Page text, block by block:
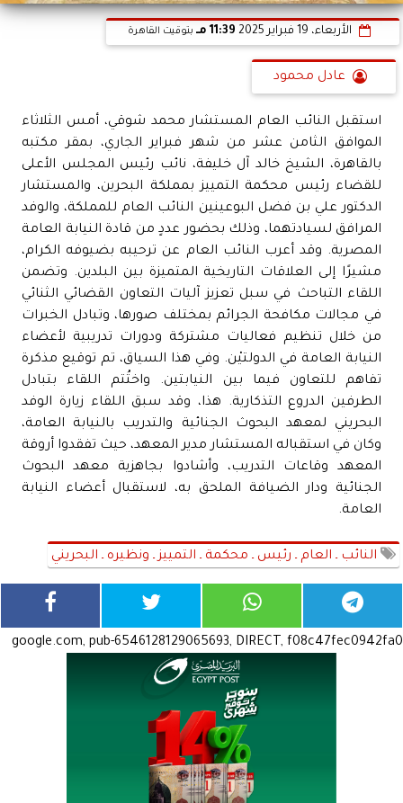
الأربعاء، 19 فبراير 2025 11:39 مـ بتوقيت القاهرة
عادل محمود
استقبل النائب العام المستشار محمد شوقي، أمس الثلاثاء
الموافق الثامن عشر من شهر فبراير الجاري، بمقر مكتبه
بالقاهرة، الشيخ خالد آل خليفة، نائب رئيس المجلس الأعلى
للقضاء رئيس محكمة التمييز بمملكة البحرين، والمستشار
الدكتور علي بن فضل البوعينين النائب العام للمملكة، والوفد
المرافق لسيادتهما، وذلك بحضور عددٍ من قادة النيابة العامة
المصرية. وقد أعرب النائب العام عن ترحيبه بضيوفه الكرام،
مشيرًا إلى العلاقات التاريخية المتميزة بين البلدين. وتضمن
اللقاء التباحث في سبل تعزيز آليات التعاون القضائي الثنائي
في مجالات مكافحة الجرائم بمختلف صورها، وتبادل الخبرات
من خلال تنظيم فعاليات مشتركة ودورات تدريبية لأعضاء
النيابة العامة في الدولتيْن. وفي هذا السياق، تم توقيع مذكرة
تفاهم للتعاون فيما بين النيابتين. واختُتم اللقاء بتبادل
الطرفين الدروع التذكارية. هذا، وقد سبق اللقاء زيارة الوفد
البحريني لمعهد البحوث الجنائية والتدريب بالنيابة العامة،
وكان في استقباله المستشار مدير المعهد، حيث تفقدوا أروقة
المعهد وقاعات التدريب، وأشادوا بجاهزية معهد البحوث
الجنائية ودار الضيافة الملحق به، لاستقبال أعضاء النيابة
العامة.
النائب ـ العام ـ رئيس ـ محكمة ـ التمييز ـ ونظيره ـ البحريني
google.com, pub-6546128129065693, DIRECT, f08c47fec0942fa0